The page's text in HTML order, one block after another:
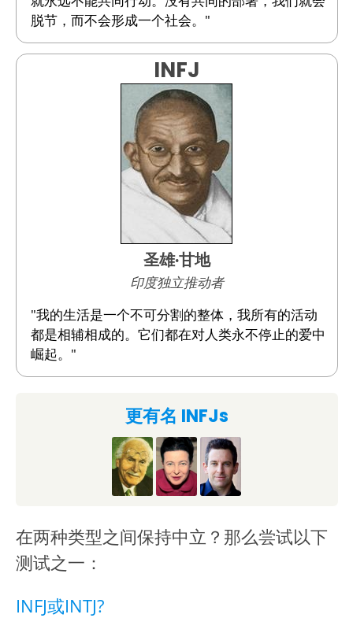
脱节，而不会形成一个社会。"
INFJ
圣雄·甘地
印度独立推动者
"我的生活是一个不可分割的整体，我所有的活动
都是相辅相成的。它们都在对人类永不停止的爱中
崛起。"
更有名 INFJs
在两种类型之间保持中立？那么尝试以下
测试之一：
INFJ或INTJ?